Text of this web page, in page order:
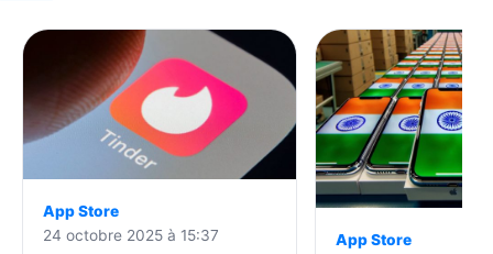
App Store
24 octobre 2025 à 15:37
App Store